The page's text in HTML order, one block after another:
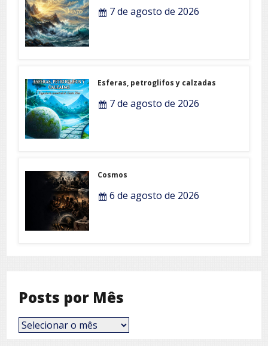
7 de agosto de 2026
Esferas, petroglifos y calzadas
7 de agosto de 2026
Cosmos
6 de agosto de 2026
Posts por Mês
Posts
por